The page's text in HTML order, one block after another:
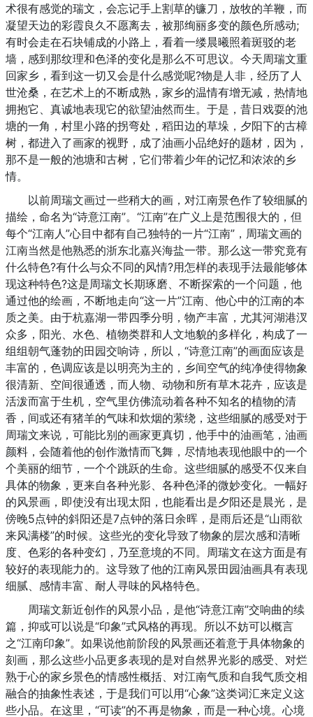
术很有感觉的瑞文，会忘记手上割草的镰刀，放牧的羊鞭，而
凝望天边的彩霞良久不愿离去，被那绚丽多变的颜色所感动;
有时会走在石块铺成的小路上，看着一缕晨曦照着斑驳的老
墙，感到那纹理和色泽的变化是那么不可思议。今天周瑞文重
回家乡，看到这一切又会是什么感觉呢?物是人非，经历了人
世沧桑，在艺术上的不断成熟，家乡的温情有增无减，热情地
拥抱它、真诚地表现它的欲望油然而生。于是，昔日戏耍的池
塘的一角，村里小路的拐弯处，稻田边的草垛，夕阳下的古樟
树，都进入了画家的视野，成了油画小品绝好的题材，因为，
那不是一般的池塘和古树，它们带着少年的记忆和浓浓的乡
情。
以前周瑞文画过一些稍大的画，对江南景色作了较细腻的
描绘，命名为“诗意江南”。“江南”在广义上是范围很大的，但
每个“江南人”心目中都有自己独特的一片“江南”，周瑞文画的
江南当然是他熟悉的浙东北嘉兴海盐一带。那么这一带究竟有
什么特色?有什么与众不同的风情?用怎样的表现手法最能够体
现这种特色?这是周瑞文长期琢磨、不断探索的一个问题，他
通过他的绘画，不断地走向“这一片”江南、他心中的江南的本
质之美。由于杭嘉湖一带四季分明，物产丰富，尤其河湖港汊
众多，阳光、水色、植物类群和人文地貌的多样化，构成了一
组组朝气蓬勃的田园交响诗，所以，“诗意江南”的画面应该是
丰富的，色调应该是以明亮为主的，乡间空气的纯净使得物象
很清新、空间很通透，而人物、动物和所有草木花卉，应该是
活泼而富于生机，空气里仿佛流动着各种不知名的植物的清
香，间或还有猪羊的气味和炊烟的萦绕，这些细腻的感受对于
周瑞文来说，可能比别的画家更真切，他手中的油画笔，油画
颜料，会随着他的创作激情而飞舞，尽情地表现他眼中的一个
个美丽的细节，一个个跳跃的生命。这些细腻的感受不仅来自
具体的物象，更来自各种光影、各种色泽的微妙变化。一幅好
的风景画，即使没有出现太阳，也能看出是夕阳还是晨光，是
傍晚5点钟的斜阳还是7点钟的落日余晖，是雨后还是“山雨欲
来风满楼”的时候。这些光的变化导致了物象的层次感和清晰
度、色彩的各种变幻，乃至意境的不同。周瑞文在这方面是有
较好的表现能力的。这导致了他的江南风景田园油画具有表现
细腻、感情丰富、耐人寻味的风格特色。
周瑞文新近创作的风景小品，是他“诗意江南”交响曲的续
篇，抑或可以说是“印象”式风格的再现。所以不妨可以概言
之“江南印象”。如果说他前阶段的风景画还着意于具体物象的
刻画，那么这些小品更多表现的是对自然界光影的感受、对烂
熟于心的家乡景色的情感性概括、对江南气质和自我气质交相
融合的抽象性表述，于是我们可以用“心象”这类词汇来定义这
些小品。在这里，“可读”的不再是物象，而是一种心境。心境